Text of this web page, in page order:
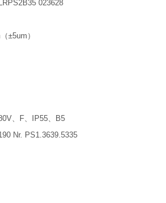
023628
±5um）
、F、IP55、B5
Nr. PS1.3639.5335